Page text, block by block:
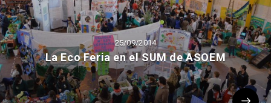
25/09/2014
La Eco Feria en el SUM de ASOEM